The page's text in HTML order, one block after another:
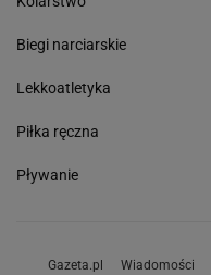
Biegi narciarskie
Lekkoatletyka
Piłka ręczna
Pływanie
Gazeta.pl Wiadomości